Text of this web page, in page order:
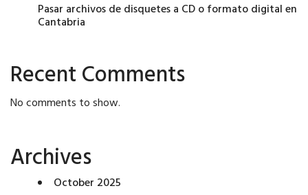
Pasar archivos de disquetes a CD o formato digital en
Cantabria
Recent Comments
No comments to show.
Archives
October 2025